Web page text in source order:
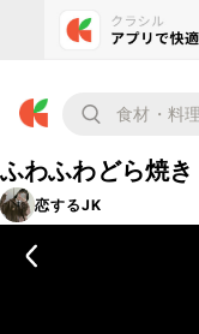
ふわふわどら焼き
恋するJK